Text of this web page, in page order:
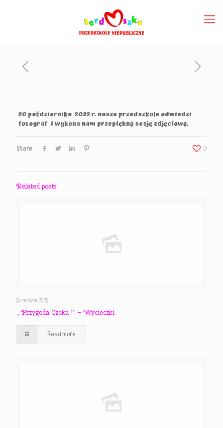
20 października 2022 r. nasze przedszkole odwiedzi
fotograf i wykona nam przepiękną sesję zdjęciową.
Share 0
Related posts
3 czerwca 2026
,, Przygoda Czeka !” – Wycieczki
Read more